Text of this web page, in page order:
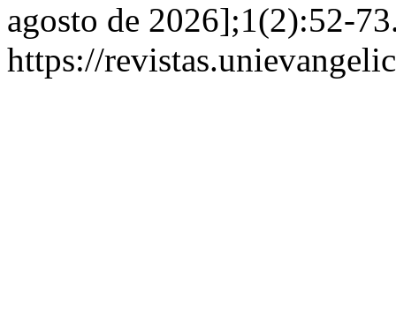
agosto de 2026];1(2):52-
https://